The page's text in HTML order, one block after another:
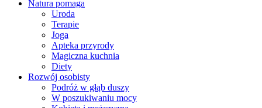
Natura pomaga
Uroda
Terapie
Joga
Apteka przyrody
Magiczna kuchnia
Diety
Rozwój osobisty
Podróż w głąb duszy
W poszukiwaniu mocy